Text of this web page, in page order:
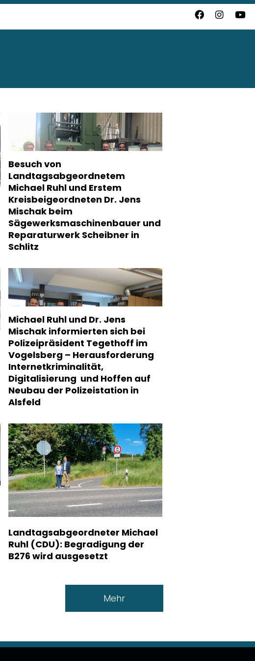
Besuch von
Landtagsabgeordnetem
Michael Ruhl und Erstem
Kreisbeigeordneten Dr. Jens
Mischak beim
Sägewerksmaschinenbauer und
Reparaturwerk Scheibner in
Schlitz
Michael Ruhl und Dr. Jens
Mischak informierten sich bei
Polizeipräsident Tegethoff im
Vogelsberg – Herausforderung
Internetkriminalität,
Digitalisierung und Hoffen auf
Neubau der Polizeistation in
Alsfeld
Landtagsabgeordneter Michael
Ruhl (CDU): Begradigung der
B276 wird ausgesetzt
Mehr